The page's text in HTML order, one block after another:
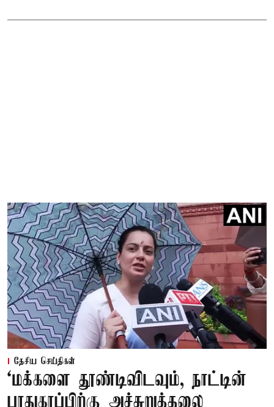
தேசிய செய்திகள்
‘மக்களை தூண்டிவிடவும், நாட்டின்
பாதுகாப்பிற்கு அச்சுறுத்தலை